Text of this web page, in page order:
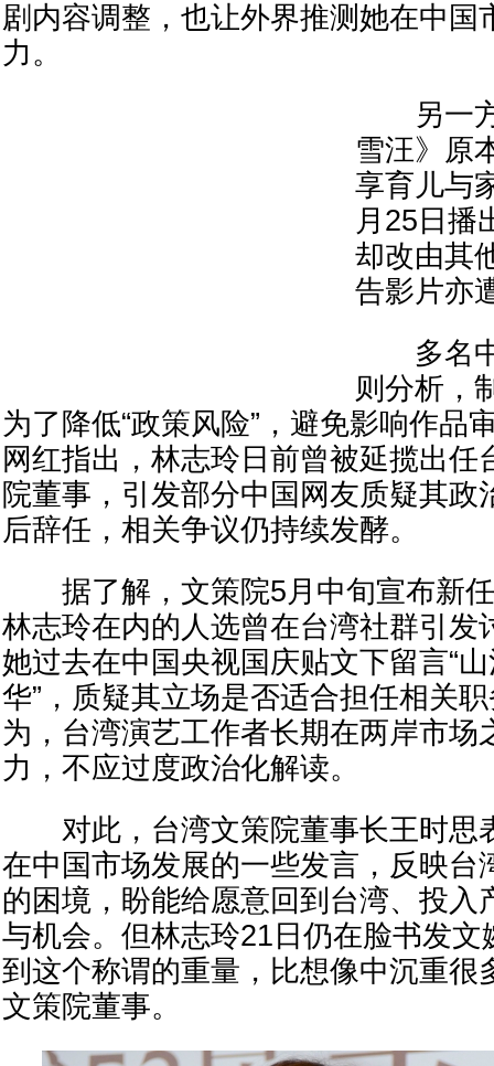
剧内容调整，也让外界推测她在中国
力。
另一方
雪汪》原
享育儿与
月25日播
却改由其
告影片亦
多名中
则分析，
为了降低“政策风险”，避免影响作品
网红指出，林志玲日前曾被延揽出任
院董事，引发部分中国网友质疑其政
后辞任，相关争议仍持续发酵。
据了解，文策院5月中旬宣布新任
林志玲在内的人选曾在台湾社群引发
她过去在中国央视国庆贴文下留言“
华”，质疑其立场是否适合担任相关
为，台湾演艺工作者长期在两岸市场
力，不应过度政治化解读。
对此，台湾文策院董事长王时思
在中国市场发展的一些发言，反映台
的困境，盼能给愿意回到台湾、投入
与机会。但林志玲21日仍在脸书发文
到这个称谓的重量，比想像中沉重很
文策院董事。